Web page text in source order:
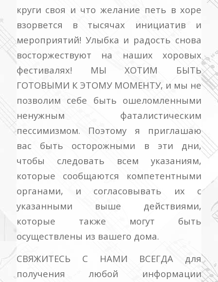
круги своя и что желание петь в хоре
взорвется в тысячах инициатив и
мероприятий! Улыбка и радость снова
восторжествуют на наших хоровых
фестивалях!
МЫ ХОТИМ БЫТЬ
ГОТОВЫМИ К ЭТОМУ МОМЕНТУ, и мы не
позволим себе быть ошеломленными
ненужным фаталистическим
пессимизмом.
Поэтому я приглашаю
вас быть осторожными в эти дни,
чтобы следовать всем указаниям,
которые сообщаются компетентными
органами, и согласовывать их с
указанными выше действиями,
которые также могут быть
осуществлены из вашего дома.
СВЯЖИТЕСЬ С НАМИ ВСЕГДА для
получения любой информации